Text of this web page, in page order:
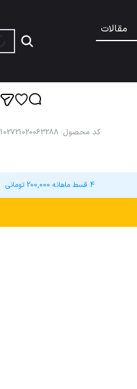
مقالات
کد محصول:
102721020063288
4 قسط ماهانه 200,000 تومانی